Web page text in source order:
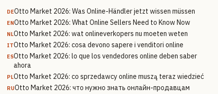
DEOtto Market 2026: Was Online-Händler jetzt wissen müssen
ENOtto Market 2026: What Online Sellers Need to Know Now
NLOtto Market 2026: wat onlineverkopers nu moeten weten
ITOtto Market 2026: cosa devono sapere i venditori online
ESOtto Market 2026: lo que los vendedores online deben saber
ahora
PLOtto Market 2026: co sprzedawcy online muszą teraz wiedzieć
RUOtto Market 2026: что нужно знать онлайн-продавцам